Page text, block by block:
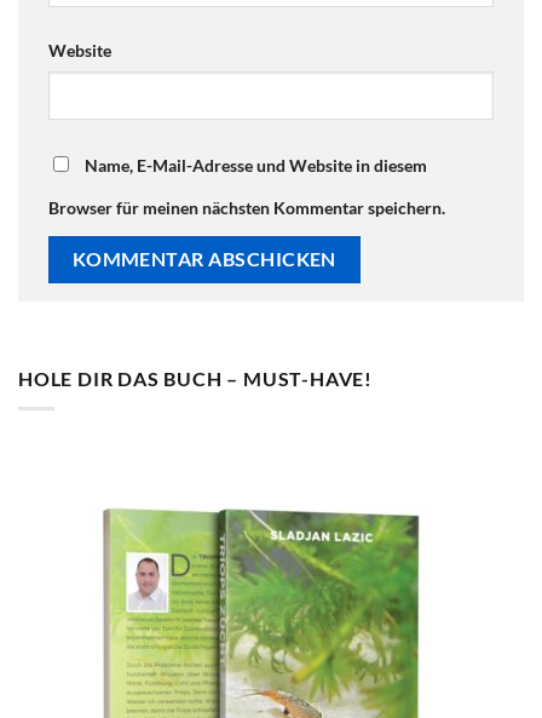
Website
Name, E-Mail-Adresse und Website in diesem
Browser für meinen nächsten Kommentar speichern.
HOLE DIR DAS BUCH – MUST-HAVE!